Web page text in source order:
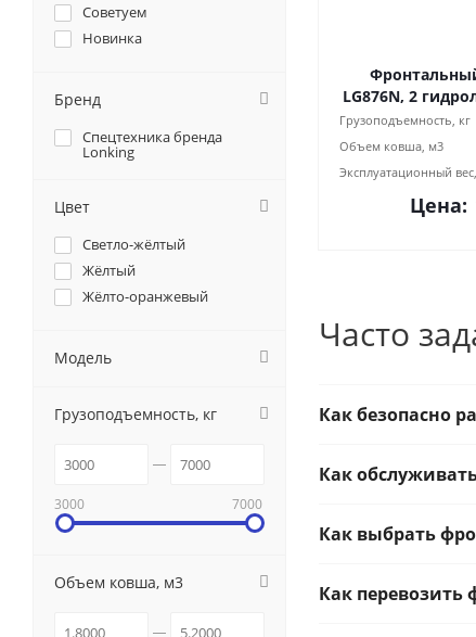
LG876N, 2
Грузоподъемность, кг
Объем ковша, м3
Эксплуатационный
Цена:
Часто
Как безопасно
Как
Как выбрать
Как перевозить
Советуем
Новинка
Бренд
Спецтехника бренда
Lonking
Цвет
Светло-жёлтый
Жёлтый
Жёлто-оранжевый
Модель
Грузоподъемность, кг
3000 7000
Объем ковша, м3